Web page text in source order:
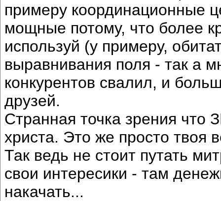
примеру координационные
мощные потому, что более
используй (у примеру,
выравнивания поля - так а
конкурентов свалил, и
друзей.
Странная точка зрения что
христа. Это же просто твоя
Так ведь не стоит путать
свои интересики - там
накачать...